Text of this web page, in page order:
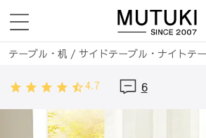
テーブル・机 / サイドテーブル・ナイトテ
4.7 6